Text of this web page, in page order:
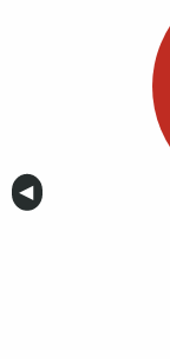
Anterior
◀︎